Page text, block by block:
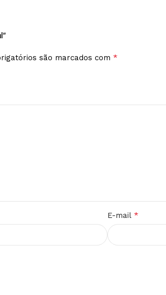
são marcados com *
E-mail *